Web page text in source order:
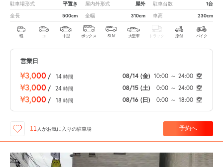
駐車場形式 平置き 屋内外形式 屋外 駐車台数 1台
全長 500cm 全幅 310cm 車高 230cm
軽 コ 中型 ボックス SUV 大型車 トラック 原付 バイク
営業日
¥3,000 / 14 時間 08/14 (金) 10:00 ～ 24:00 空
¥3,000 / 24 時間 08/15 (土) 0:00 ～ 24:00 空
¥3,000 / 18 時間 08/16 (日) 0:00 ～ 18:00 空
11 人がお気に入りの駐車場 予約へ